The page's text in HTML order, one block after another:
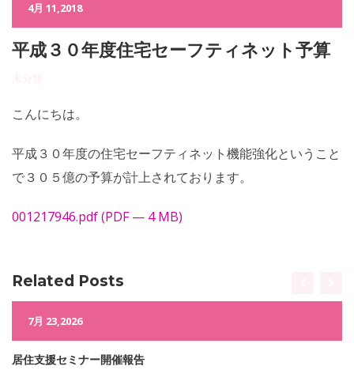
4月 11,2018
平成３０年度住宅セーフティネット予算
こんにちは。
平成３０年度の住宅セーフティネット機能強化ということ
で３０５億の予算が計上されております。
001217946.pdf (PDF — 4 MB)
Related Posts
7月 23,2026
居住支援セミナー開催報告